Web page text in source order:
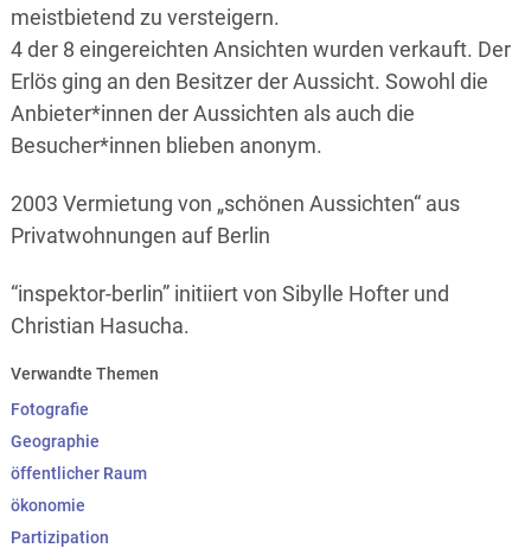
meistbietend zu versteigern.
4 der 8 eingereichten Ansichten wurden verkauft. Der
Erlös ging an den Besitzer der Aussicht. Sowohl die
Anbieter*innen der Aussichten als auch die
Besucher*innen blieben anonym.
2003 Vermietung von „schönen Aussichten“ aus
Privatwohnungen auf Berlin
“inspektor-berlin” initiiert von Sibylle Hofter und
Christian Hasucha.
Verwandte Themen
Fotografie
Geographie
öffentlicher Raum
ökonomie
Partizipation